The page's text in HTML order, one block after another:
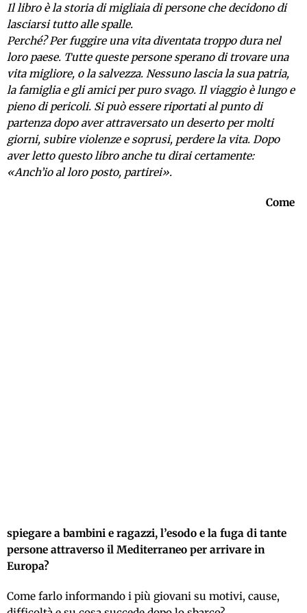
Il libro è la storia di migliaia di persone che decidono di
lasciarsi tutto alle spalle.
Perché? Per fuggire una vita diventata troppo dura nel
loro paese. Tutte queste persone sperano di trovare una
vita migliore, o la salvezza. Nessuno lascia la sua patria,
la famiglia e gli amici per puro svago. Il viaggio è lungo e
pieno di pericoli. Si può essere riportati al punto di
partenza dopo aver attraversato un deserto per molti
giorni, subire violenze e soprusi, perdere la vita. Dopo
aver letto questo libro anche tu dirai certamente:
«Anch’io al loro posto, partirei».
Come
spiegare a bambini e ragazzi, l’esodo e la fuga di tante
persone attraverso il Mediterraneo per arrivare in
Europa?
Come farlo informando i più giovani su motivi, cause,